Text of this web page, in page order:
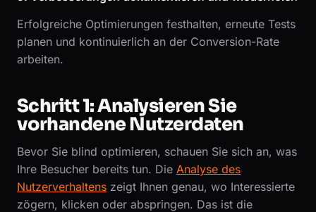
Erfolgreiche Optimierungen festhalten, erneute Tests
planen und kontinuierlich an der Conversion-Rate
arbeiten.
Schritt 1: Analysieren Sie
vorhandene Nutzerdaten
Bevor Sie blind optimieren, schauen Sie sich an, was
Ihre Besucher bereits tun. Die Analyse des
Nutzerverhaltens zeigt Ihnen genau, wo Interessierte
zögern, klicken oder abspringen. Das ist die